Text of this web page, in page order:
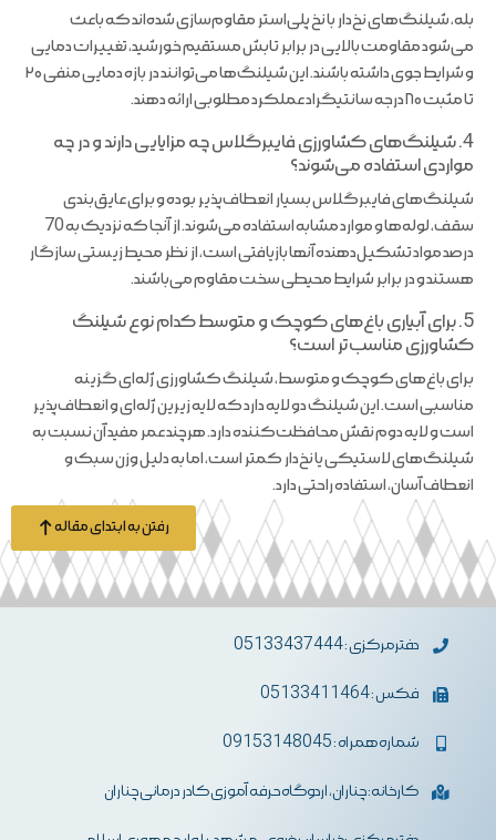
بله، شیلنگ‌های نخ‌دار با نخ پلی‌استر مقاوم‌سازی شده‌اند که باعث
می‌شود مقاومت بالایی در برابر تابش مستقیم خورشید، تغییرات دمایی
و شرایط جوی داشته باشند. این شیلنگ‌ها می‌توانند در بازه دمایی منفی ۲۰
تا مثبت ۸۰ درجه سانتیگراد عملکرد مطلوبی ارائه دهند.
4. شیلنگ‌های کشاورزی فایبرگلاس چه مزایایی دارند و در چه
مواردی استفاده می‌شوند؟
شیلنگ‌های فایبرگلاس بسیار انعطاف‌پذیر بوده و برای عایق‌بندی
سقف، لوله‌ها و موارد مشابه استفاده می‌شوند. از آنجا که نزدیک به 70
درصد مواد تشکیل‌دهنده آنها بازیافتی است، از نظر محیط زیستی سازگار
هستند و در برابر شرایط محیطی سخت مقاوم می‌باشند.
5. برای آبیاری باغ‌های کوچک و متوسط کدام نوع شیلنگ
کشاورزی مناسب‌تر است؟
برای باغ‌های کوچک و متوسط، شیلنگ کشاورزی ژله‌ای گزینه
مناسبی است. این شیلنگ دو لایه دارد که لایه زیرین ژله‌ای و انعطاف‌پذیر
است و لایه دوم نقش محافظت‌کننده دارد. هرچند عمر مفید آن نسبت به
شیلنگ‌های لاستیکی یا نخ‌دار کمتر است، اما به دلیل وزن سبک و
انعطاف آسان، استفاده راحتی دارد.
رفتن به ابتدای مقاله
دفترمرکزی : 05133437444
فکس : 05133411464
شماره همراه : 09153148045
کارخانه: چناران، اردوگاه حرفه آموزی کادر درمانی چناران